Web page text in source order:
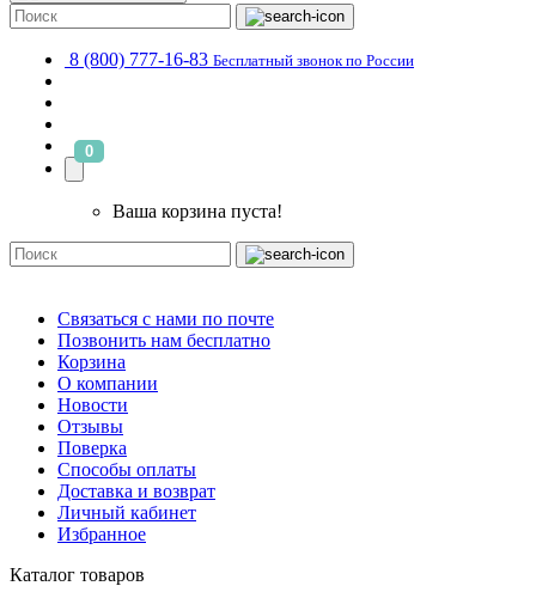
8 (800) 777-16-83 Бесплатный звонок по России
0
Ваша корзина пуста!
Связаться с нами по почте
Позвонить нам бесплатно
Корзина
О компании
Новости
Отзывы
Поверка
Способы оплаты
Доставка и возврат
Личный кабинет
Избранное
Каталог товаров